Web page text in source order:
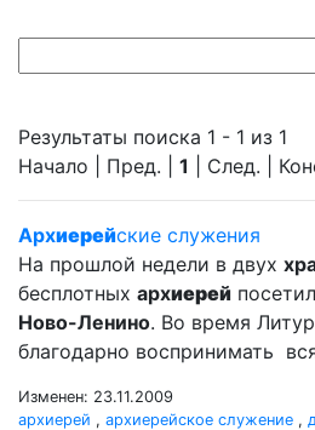
Результаты поиска 1 - 1 из 1
Начало | Пред. | 1 | След. |
Архиерейские служения
На прошлой недели в двух
бесплотных архиерей посетил
Ново-Ленино. Во время
благодарно воспринимать
Изменен: 23.11.2009
архиерей , архиерейское служение ,